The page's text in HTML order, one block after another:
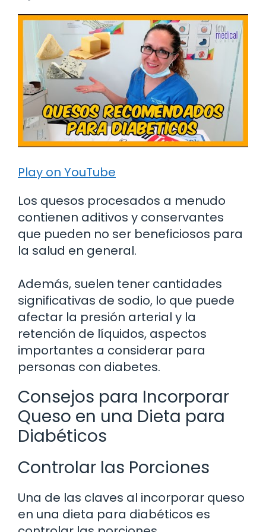
Play on YouTube
Los quesos procesados a menudo
contienen aditivos y conservantes
que pueden no ser beneficiosos para
la salud en general.
Además, suelen tener cantidades
significativas de sodio, lo que puede
afectar la presión arterial y la
retención de líquidos, aspectos
importantes a considerar para
personas con diabetes.
Consejos para Incorporar
Queso en una Dieta para
Diabéticos
Controlar las Porciones
Una de las claves al incorporar queso
en una dieta para diabéticos es